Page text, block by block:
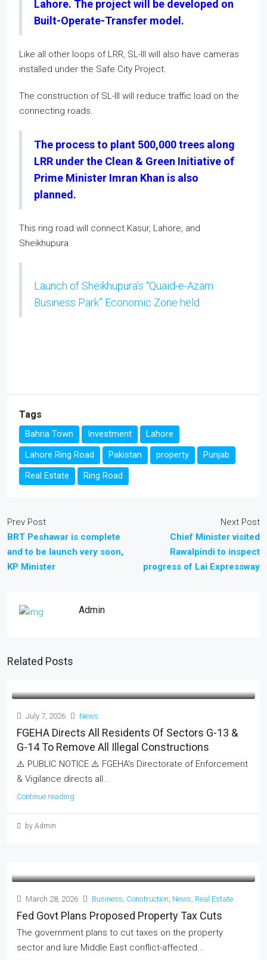
Lahore. The project will be developed on
Built-Operate-Transfer model.
Like all other loops of LRR, SL-III will also have cameras
installed under the Safe City Project.
The construction of SL-III will reduce traffic load on the
connecting roads.
The process to plant 500,000 trees along
LRR under the Clean & Green Initiative of
Prime Minister Imran Khan is also
planned.
This ring road will connect Kasur, Lahore, and
Sheikhupura.
Launch of Sheikhupura’s “Quaid-e-Azam
Business Park” Economic Zone held
Tags
Bahria Town Investment
Lahore
Lahore Ring Road
Pakistan property
Punjab
Real Estate
Ring Road
Prev Post
BRT Peshawar is complete
and to be launch very soon,
KP Minister
Next Post
Chief Minister visited
Rawalpindi to inspect
progress of Lai Expressway
Admin
Related Posts
July 7, 2026 News
FGEHA Directs All Residents Of Sectors G-13 &
G-14 To Remove All Illegal Constructions
⚠️ PUBLIC NOTICE ⚠️ FGEHA's Directorate of Enforcement
& Vigilance directs all...
Continue reading
by Admin
March 28, 2026 Business, Construction, News, Real Estate
Fed Govt Plans Proposed Property Tax Cuts
The government plans to cut taxes on the property
sector and lure Middle East conflict-affected...